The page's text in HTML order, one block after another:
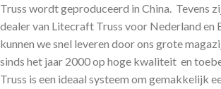
Truss wordt geproduceerd in China. Tevens
dealer van Litecraft Truss voor Nederland en
kunnen we snel leveren door ons grote
sinds het jaar 2000 op hoge kwaliteit en
Truss is een ideaal systeem om gemakkelijk